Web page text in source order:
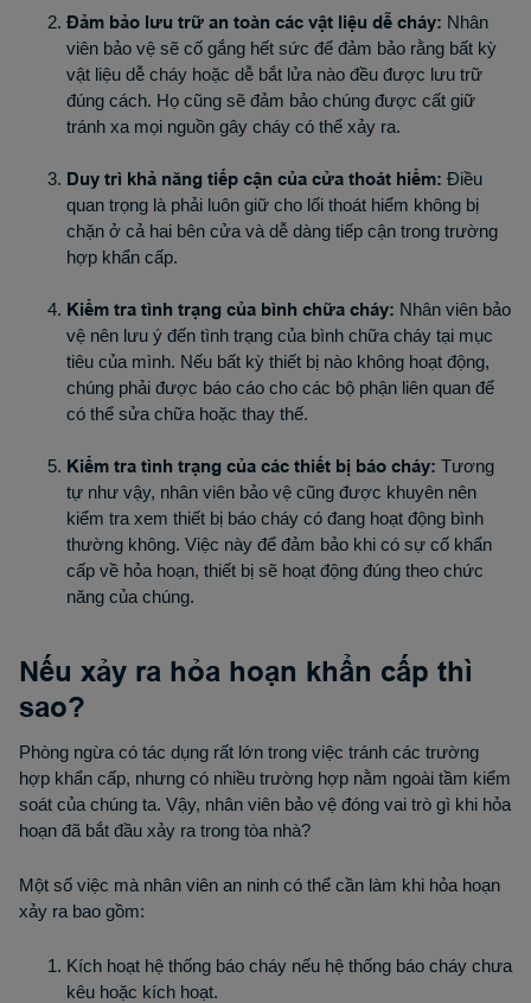
Đảm bảo lưu trữ an toàn các vật liệu dễ cháy: Nhân
viên bảo vệ sẽ cố gắng hết sức để đảm bảo rằng bất kỳ
vật liệu dễ cháy hoặc dễ bắt lửa nào đều được lưu trữ
đúng cách. Họ cũng sẽ đảm bảo chúng được cất giữ
tránh xa mọi nguồn gây cháy có thể xảy ra.
Duy trì khả năng tiếp cận của cửa thoát hiểm: Điều
quan trọng là phải luôn giữ cho lối thoát hiểm không bị
chặn ở cả hai bên cửa và dễ dàng tiếp cận trong trường
hợp khẩn cấp.
Kiểm tra tình trạng của bình chữa cháy: Nhân viên bảo
vệ nên lưu ý đến tình trạng của bình chữa cháy tại mục
tiêu của mình. Nếu bất kỳ thiết bị nào không hoạt động,
chúng phải được báo cáo cho các bộ phận liên quan để
có thể sửa chữa hoặc thay thế.
Kiểm tra tình trạng của các thiết bị báo cháy: Tương
tự như vậy, nhân viên bảo vệ cũng được khuyên nên
kiểm tra xem thiết bị báo cháy có đang hoạt động bình
thường không. Việc này để đảm bảo khi có sự cố khẩn
cấp về hỏa hoạn, thiết bị sẽ hoạt động đúng theo chức
năng của chúng.
Nếu xảy ra hỏa hoạn khẩn cấp thì
sao?
Phòng ngừa có tác dụng rất lớn trong việc tránh các trường
hợp khẩn cấp, nhưng có nhiều trường hợp nằm ngoài tầm kiểm
soát của chúng ta. Vậy, nhân viên bảo vệ đóng vai trò gì khi hỏa
hoạn đã bắt đầu xảy ra trong tòa nhà?
Một số việc mà nhân viên an ninh có thể cần làm khi hỏa hoạn
xảy ra bao gồm:
Kích hoạt hệ thống báo cháy nếu hệ thống báo cháy chưa
kêu hoặc kích hoạt.